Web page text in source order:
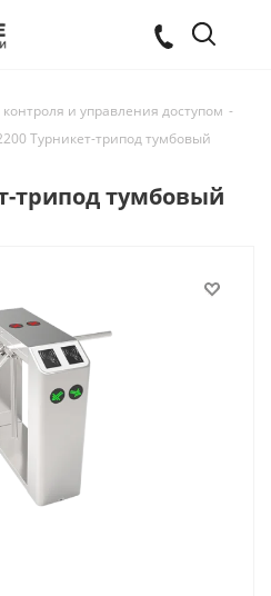
и управления доступом -
Турникет-трипод тумбовый
трипод тумбовый